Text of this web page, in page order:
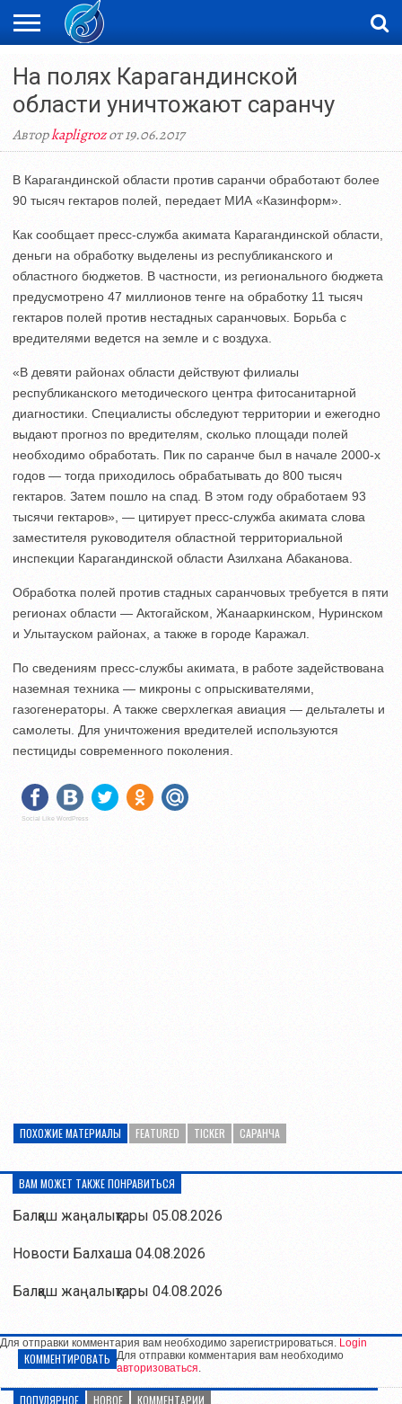
ЖАҢАЛЫҚТАР
НОВОСТИ
ВИДЕО
ФОТОРЕПОРТАЖИ
ОРКЕН
На полях Карагандинской
области уничтожают саранчу
Авторkapligrozот 19.06.2017
В Карагандинской области против саранчи обработают более
90 тысяч гектаров полей, передает МИА «Казинформ».
Как сообщает пресс-служба акимата Карагандинской области,
деньги на обработку выделены из республиканского и
областного бюджетов. В частности, из регионального бюджета
предусмотрено 47 миллионов тенге на обработку 11 тысяч
гектаров полей против нестадных саранчовых. Борьба с
вредителями ведется на земле и с воздуха.
«В девяти районах области действуют филиалы
республиканского методического центра фитосанитарной
диагностики. Специалисты обследуют территории и ежегодно
выдают прогноз по вредителям, сколько площади полей
необходимо обработать. Пик по саранче был в начале 2000-х
годов — тогда приходилось обрабатывать до 800 тысяч
гектаров. Затем пошло на спад. В этом году обработаем 93
тысячи гектаров», — цитирует пресс-служба акимата слова
заместителя руководителя областной территориальной
инспекции Карагандинской области Азилхана Абаканова.
Обработка полей против стадных саранчовых требуется в пяти
регионах области — Актогайском, Жанааркинском, Нуринском
и Улытауском районах, а также в городе Каражал.
По сведениям пресс-службы акимата, в работе задействована
наземная техника — микроны с опрыскивателями,
газогенераторы. А также сверхлегкая авиация — дельталеты и
самолеты. Для уничтожения вредителей используются
пестициды современного поколения.
Social Like WordPress
ПОХОЖИЕ МАТЕРИАЛЫ FEATURED TICKER САРАНЧА
ВАМ МОЖЕТ ТАКЖЕ ПОНРАВИТЬСЯ
Балқаш жаңалықтары 05.08.2026
Новости Балхаша 04.08.2026
Балқаш жаңалықтары 04.08.2026
Для отправки комментария вам необходимо зарегистрироваться. Login
КОММЕНТИРОВАТЬ Для отправки комментария вам необходимо
авторизоваться.
ПОПУЛЯРНОЕ НОВОЕ КОММЕНТАРИИ